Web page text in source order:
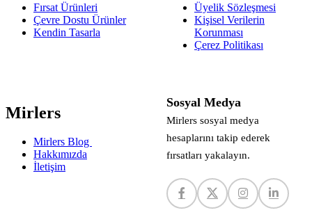
Fırsat Ürünleri
Çevre Dostu Ürünler
Kendin Tasarla
Üyelik Sözleşmesi
Kişisel Verilerin
Korunması
Çerez Politikası
Mirlers
Mirlers Blog
Hakkımızda
İletişim
Sosyal Medya
Mirlers sosyal medya
hesaplarını takip ederek
fırsatları yakalayın.